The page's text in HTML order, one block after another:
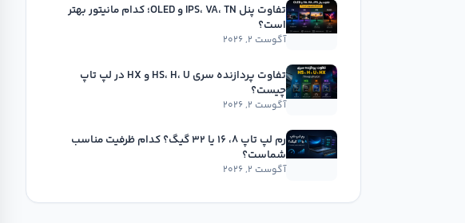
تفاوت پنل IPS، VA، TN و OLED؛ کدام مانیتور بهتر
است؟
آگوست ۲, ۲۰۲۶
تفاوت پردازنده سری HS، H، U و HX در لپ تاپ
چیست؟
آگوست ۲, ۲۰۲۶
رم لپ تاپ ۸، ۱۶ یا ۳۲ گیگ؟ کدام ظرفیت مناسب
شماست؟
آگوست ۲, ۲۰۲۶